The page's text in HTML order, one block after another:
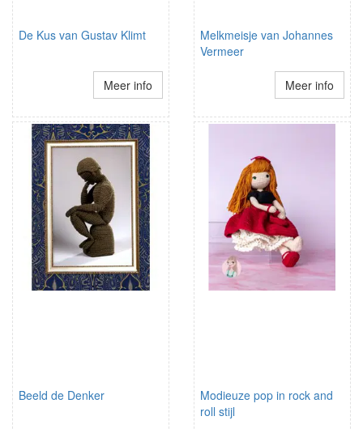
De Kus van Gustav Klimt
Meer info
Melkmeisje van Johannes
Vermeer
Meer info
Beeld de Denker
Modieuze pop in rock and
roll stijl